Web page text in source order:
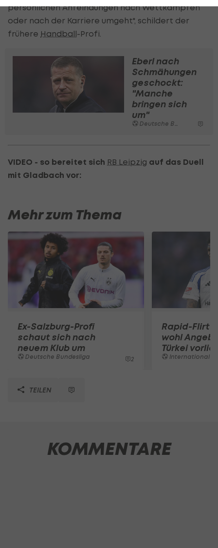
persönlichen Anfeindungen nach Wettkämpfen
oder nach der Karriere umgeht", schildert der
frühere Handball-Profi.
Eberl nach
Schmähungen
geschockt:
"Manche
bringen sich
um"
Deutsche Bundesliga
VIDEO - so bereitet sich RB Leipzig auf das Duell
mit Gladbach vor:
Mehr zum Thema
Ex-Salzburg-Profi
schaut sich nach
neuem Klub um
Deutsche Bundesliga 2
Rapid-Flirt
wohl
Türkei
International
TEILEN
KOMMENTARE